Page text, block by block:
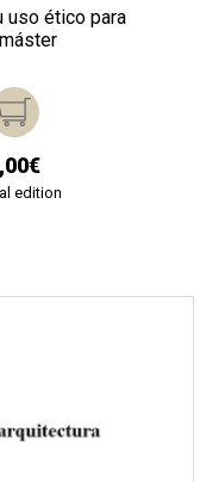
uso ético para
edition